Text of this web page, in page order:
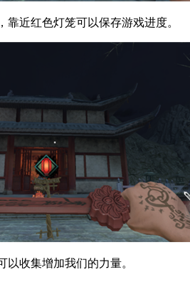
靠近红色灯笼可以保存游戏进度。
以收集增加我们的力量。